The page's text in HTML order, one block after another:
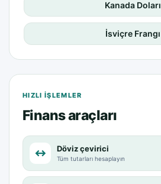
Kanada Doları
İsviçre Frangı
HIZLI IŞLEMLER
Finans araçları
↔ Döviz çevirici
Tüm tutarları hesaplayın